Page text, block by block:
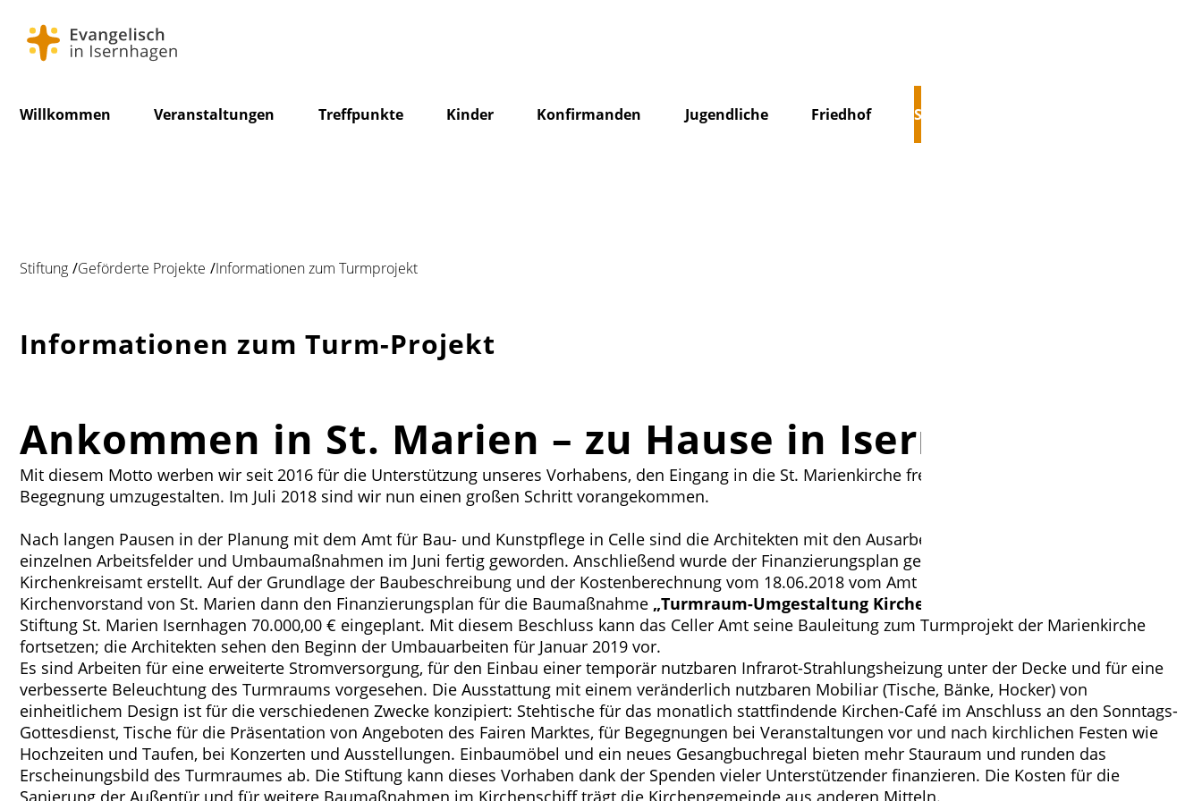
überspringen
Willkommen Veranstaltungen Treffpunkte Kinder Konfirmanden Jugendliche Friedhof Stiftung
Stiftung Geförderte Projekte Informationen zum Turmprojekt
Informationen zum Turm-Projekt
Ankommen in St. Marien – zu Hause in Isernhagen
Mit diesem Motto werben wir seit 2016 für die Unterstützung unseres Vorhabens, den Eingang in die St. Marienkirche freundlicher in einen Raum der
Begegnung umzugestalten. Im Juli 2018 sind wir nun einen großen Schritt vorangekommen.
Nach langen Pausen in der Planung mit dem Amt für Bau- und Kunstpflege in Celle sind die Architekten mit den Ausarbeitungen zur Kostenschätzung der
einzelnen Arbeitsfelder und Umbaumaßnahmen im Juni fertig geworden. Anschließend wurde der Finanzierungsplan gemeinsam mit dem
Kirchenkreisamt erstellt. Auf der Grundlage der Baubeschreibung und der Kostenberechnung vom 18.06.2018 vom Amt in Celle beschloss der
Kirchenvorstand von St. Marien dann den Finanzierungsplan für die Baumaßnahme „Turmraum-Umgestaltung Kirche“
Stiftung St. Marien Isernhagen 70.000,00 € eingeplant. Mit diesem Beschluss kann das Celler Amt seine Bauleitung zum Turmprojekt der Marienkirche
fortsetzen; die Architekten sehen den Beginn der Umbauarbeiten für Januar 2019 vor.
Es sind Arbeiten für eine erweiterte Stromversorgung, für den Einbau einer temporär nutzbaren Infrarot-Strahlungsheizung unter der Decke und für eine
verbesserte Beleuchtung des Turmraums vorgesehen. Die Ausstattung mit einem veränderlich nutzbaren Mobiliar (Tische, Bänke, Hocker) von
einheitlichem Design ist für die verschiedenen Zwecke konzipiert: Stehtische für das monatlich stattfindende Kirchen-Café im Anschluss an den Sonntags-
Gottesdienst, Tische für die Präsentation von Angeboten des Fairen Marktes, für Begegnungen bei Veranstaltungen vor und nach kirchlichen Festen wie
Hochzeiten und Taufen, bei Konzerten und Ausstellungen. Einbaumöbel und ein neues Gesangbuchregal bieten mehr Stauraum und runden das
Erscheinungsbild des Turmraumes ab. Die Stiftung kann dieses Vorhaben dank der Spenden vieler Unterstützender finanzieren. Die Kosten für die
Sanierung der Außentür und für weitere Baumaßnahmen im Kirchenschiff trägt die Kirchengemeinde aus anderen Mitteln.